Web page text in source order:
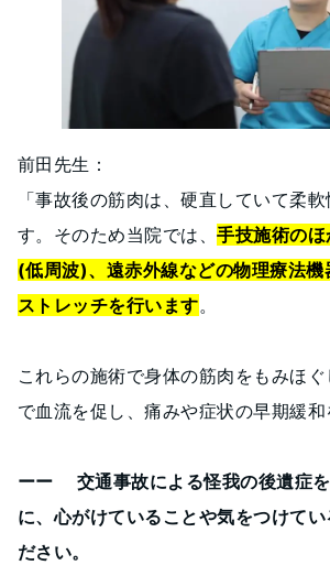
前田先生：
「事故後の筋肉は、硬直していて柔
す。そのため当院では、手技施術の
(低周波)、遠赤外線などの物理療法機
ストレッチを行います。
これらの施術で身体の筋肉をもみほ
で血流を促し、痛みや症状の早期緩和
ーー 交通事故による怪我の後遺症
に、心がけていることや気をつけてい
ださい。